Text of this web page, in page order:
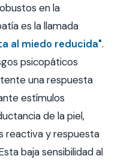
en la
es la llamada
al miedo reducida".
psicopáticos
una respuesta
estímulos
de la piel,
reactiva y respuesta
baja sensibilidad al